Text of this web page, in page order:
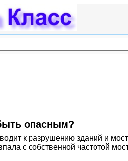
опасным?
к разрушению зданий и
с собственной частотой